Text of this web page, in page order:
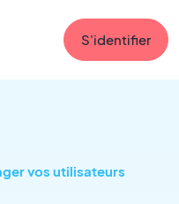
S'identifier
vos utilisateurs